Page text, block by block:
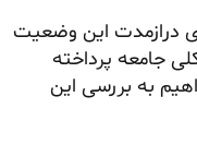
درازمدت این وضعیت
جامعه پرداخته
به بررسی این